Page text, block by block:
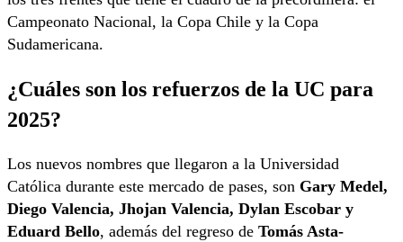
Campeonato Nacional, la Copa Chile y la Copa
Sudamericana.
¿Cuáles son los refuerzos de la UC para
2025?
Los nuevos nombres que llegaron a la Universidad
Católica durante este mercado de pases, son Gary Medel,
Diego Valencia, Jhojan Valencia, Dylan Escobar y
Eduard Bello, además del regreso de Tomás Asta-